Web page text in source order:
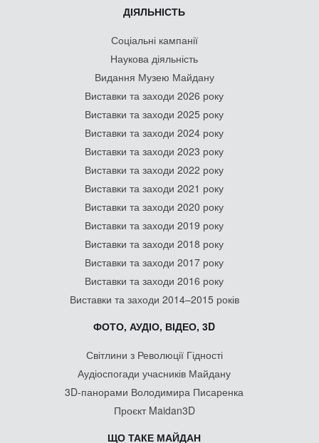
ДІЯЛЬНІСТЬ
Соціальні кампанії
Наукова діяльність
Видання Музею Майдану
Виставки та заходи 2026 року
Виставки та заходи 2025 року
Виставки та заходи 2024 року
Виставки та заходи 2023 року
Виставки та заходи 2022 року
Виставки та заходи 2021 року
Виставки та заходи 2020 року
Виставки та заходи 2019 року
Виставки та заходи 2018 року
Виставки та заходи 2017 року
Виставки та заходи 2016 року
Виставки та заходи 2014–2015 років
ФОТО, АУДІО, ВІДЕО, 3D
Світлини з Революції Гідності
Аудіоспогади учасників Майдану
3D-панорами Володимира Писаренка
Проєкт Maidan3D
ЩО ТАКЕ МАЙДАН